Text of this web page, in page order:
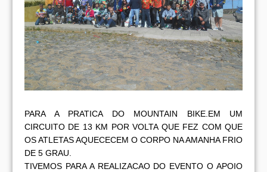
PARA A PRATICA DO MOUNTAIN BIKE.EM UM
CIRCUITO DE 13 KM POR VOLTA QUE FEZ COM QUE
OS ATLETAS AQUECECEM O CORPO NA AMANHA FRIO
DE 5 GRAU.
TIVEMOS PARA A REALIZACAO DO EVENTO O APOIO